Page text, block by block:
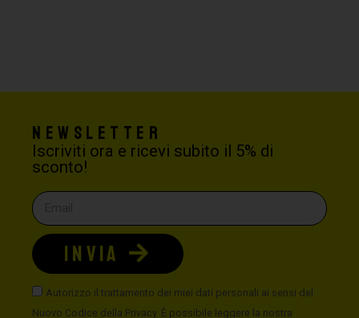
Newsletter
Iscriviti ora e ricevi subito il 5% di
sconto!
Autorizzo il trattamento dei miei dati personali ai sensi del
Nuovo Codice della Privacy. È possibile leggere la nostra
INVIA